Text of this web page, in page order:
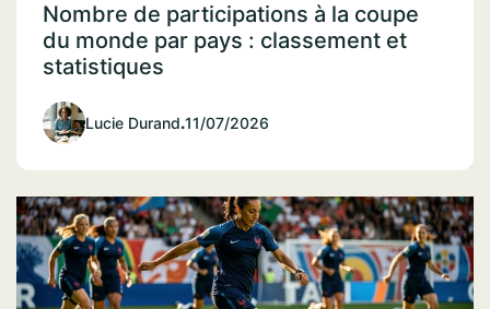
Nombre de participations à la coupe
du monde par pays : classement et
statistiques
Lucie Durand.11/07/2026